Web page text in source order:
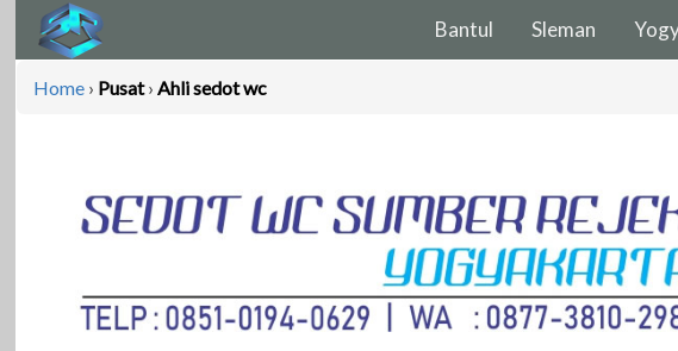
Bantul Sleman
Home › Pusat › Ahli sedot wc